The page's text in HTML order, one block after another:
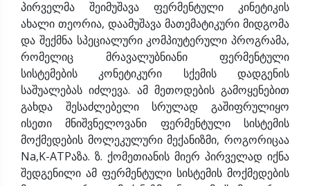
პირველმა შეიმუშავა ფერმენტული კინეტიკის
ახალი თეორია, დაამუშავა მათემატიკური მიდგომა
და შექმნა სპეციალური კომპიუტერული პროგრამა,
რომელიც მრავალუბნიანი ფერმენტული
სისტემების კონეტიკური სქემის დადგენის
საშუალებას იძლევა. ამ მეთოდების გამოყენებით
გახდა შესაძლებელი სრულად გაშიფრულიყო
ისეთი მნიშვნელოვანი ფერმენტული სისტემის
მოქმედების მოლეკულური მექანიზმი, როგორიცაა
Na,K-ATPაზა. ზ. ქომეთიანის მიერ პირველად იქნა
შედგენილი ამ ფერმენტული სისტემის მოქმედების